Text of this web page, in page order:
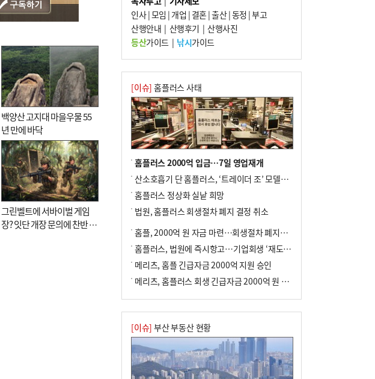
백양산 고지대 마을우물 55
년 만에 바닥
그린벨트에 서바이벌 게임
장? 잇단 개장 문의에 찬반 논
7
이임생, 홍명보 선임 독단적 결정 아냐…면
담 메모 제출
8
부산·울산·경남 폭염 속 소나기·비…무더
위는 지속
10 홈플 사태에 2분기 대형마트 판매 9.4%
↓…백화점은 14.8%↑
인사|모임 | 개업 | 결혼|출산|동정 |부고
산행안내 | 산행후기 | 산행사진
등산가이드| 낚시가이드
[이슈] 홈플러스 사태
홈플러스 2000억 입금…7일 영업재개
산소호흡기 단 홈플러스, ‘트레이더 조’ 모델로 살아날까
홈플러스 정상화 실낱 희망
법원, 홈플러스 회생절차 폐지 결정 취소
홈플, 2000억 원 자금 마련…회생절차 폐지에 즉시항고(종합)
홈플러스, 법원에 즉시항고…기업회생 ‘재도전’
메리츠, 홈플 긴급자금 2000억 지원 승인
메리츠, 홈플러스 회생 긴급자금 2000억 원 지원 승인
[이슈] 부산 부동산 현황